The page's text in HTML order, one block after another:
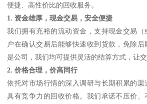
便捷、高性价比的回收服务。
1. 资金雄厚，现金交易，安全便捷
我们拥有充裕的流动资金，支持现金交易
户在确认交易后能够快速收到货款，免除
是公司，我们均可提供灵活的结算方式，让
2. 价格合理，价高同行
依托对市场行情的深入调研与长期积累的渠
具有竞争力的回收价格。我们承诺不压价